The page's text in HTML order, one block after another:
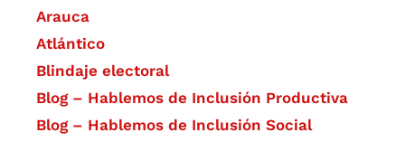
Arauca
Atlántico
Blindaje electoral
Blog – Hablemos de Inclusión Productiva
Blog – Hablemos de Inclusión Social